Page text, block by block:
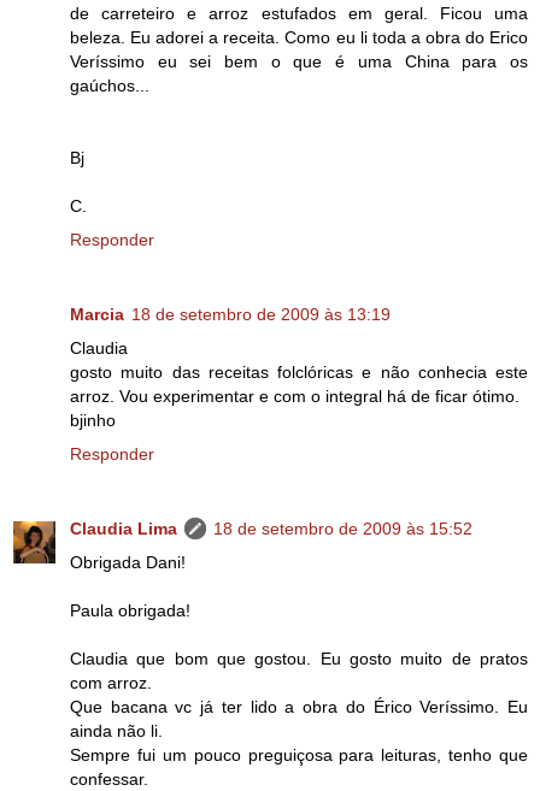
de carreteiro e arroz estufados em geral. Ficou uma
beleza. Eu adorei a receita. Como eu li toda a obra do Erico
Veríssimo eu sei bem o que é uma China para os
gaúchos...
Bj
C.
Responder
Marcia 18 de setembro de 2009 às 13:19
Claudia
gosto muito das receitas folclóricas e não conhecia este
arroz. Vou experimentar e com o integral há de ficar ótimo.
bjinho
Responder
Claudia Lima
18 de setembro de 2009 às 15:52
Obrigada Dani!
Paula obrigada!
Claudia que bom que gostou. Eu gosto muito de pratos
com arroz.
Que bacana vc já ter lido a obra do Érico Veríssimo. Eu
ainda não li.
Sempre fui um pouco preguiçosa para leituras, tenho que
confessar.